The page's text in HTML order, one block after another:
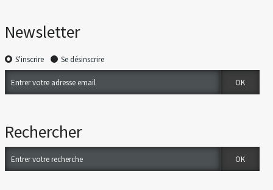
Newsletter
S'inscrire Se désinscrire
Rechercher